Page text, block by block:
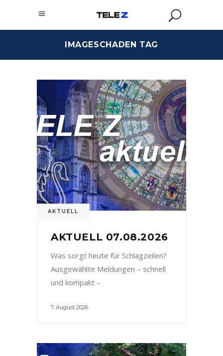
IMAGESCHADEN TAG
AKTUELL
AKTUELL 07.08.2026
Was sorgt heute für Schlagzeilen?
Ausgewählte Meldungen – schnell
und kompakt –
7. August 2026